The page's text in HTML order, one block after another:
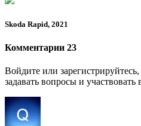
Skoda Rapid, 2021
Комментарии 23
Войдите или
задавать вопросы и